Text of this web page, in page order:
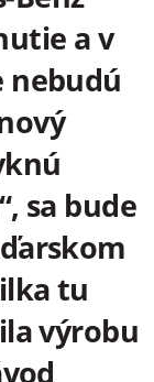
a v
nebudú
sa bude
tu
výrobu